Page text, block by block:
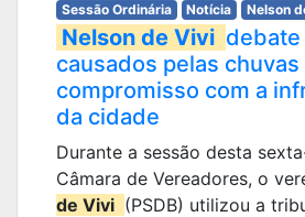
Sessão Ordinária
Notícia Nelson
Nelson de Vivi
causados pelas
compromisso com a
da cidade
Durante a sessão desta
Câmara de Vereadores, o
de Vivi (PSDB) utilizou a